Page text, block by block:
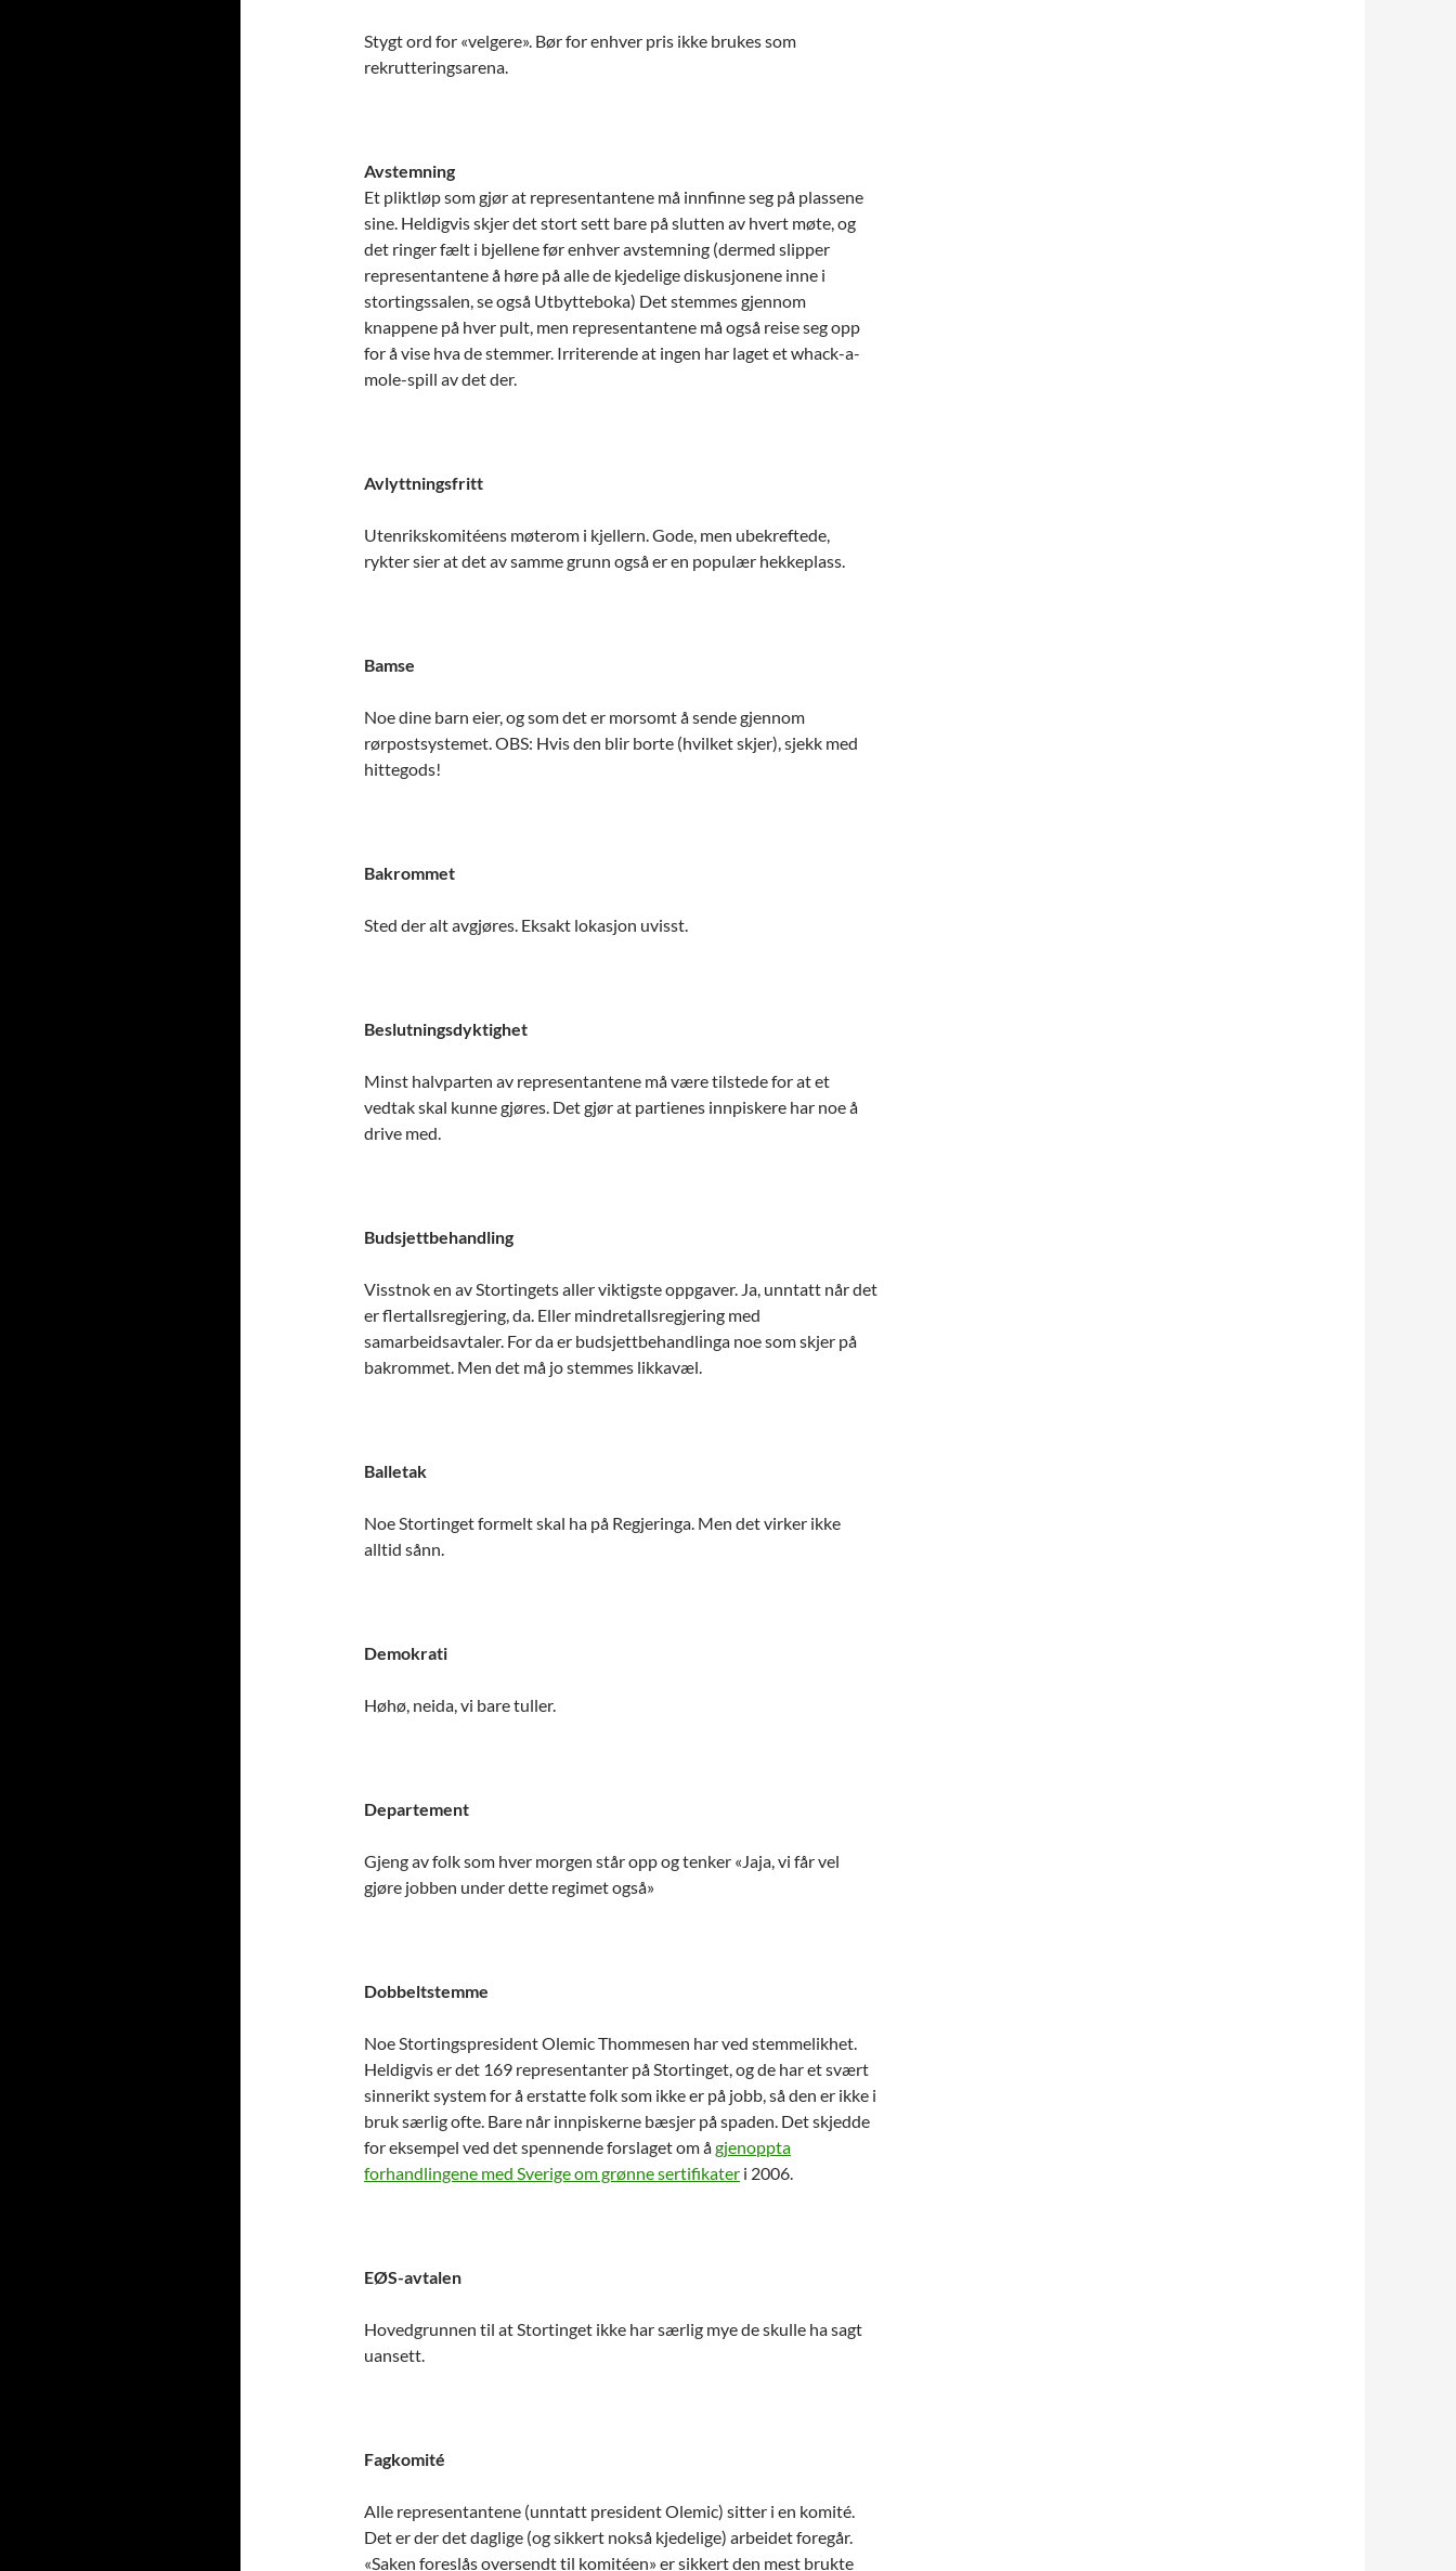
Stygt ord for «velgere». Bør for enhver pris ikke brukes som
rekrutteringsarena.
Avstemning
Et pliktløp som gjør at representantene må innfinne seg på plassene
sine. Heldigvis skjer det stort sett bare på slutten av hvert møte, og
det ringer fælt i bjellene før enhver avstemning (dermed slipper
representantene å høre på alle de kjedelige diskusjonene inne i
stortingssalen, se også Utbytteboka) Det stemmes gjennom
knappene på hver pult, men representantene må også reise seg opp
for å vise hva de stemmer. Irriterende at ingen har laget et whack-a-
mole-spill av det der.
Avlyttningsfritt
Utenrikskomitéens møterom i kjellern. Gode, men ubekreftede,
rykter sier at det av samme grunn også er en populær hekkeplass.
Bamse
Noe dine barn eier, og som det er morsomt å sende gjennom
rørpostsystemet. OBS: Hvis den blir borte (hvilket skjer), sjekk med
hittegods!
Bakrommet
Sted der alt avgjøres. Eksakt lokasjon uvisst.
Beslutningsdyktighet
Minst halvparten av representantene må være tilstede for at et
vedtak skal kunne gjøres. Det gjør at partienes innpiskere har noe å
drive med.
Budsjettbehandling
Visstnok en av Stortingets aller viktigste oppgaver. Ja, unntatt når det
er flertallsregjering, da. Eller mindretallsregjering med
samarbeidsavtaler. For da er budsjettbehandlinga noe som skjer på
bakrommet. Men det må jo stemmes likkavæl.
Balletak
Noe Stortinget formelt skal ha på Regjeringa. Men det virker ikke
alltid sånn.
Demokrati
Høhø, neida, vi bare tuller.
Departement
Gjeng av folk som hver morgen står opp og tenker «Jaja, vi får vel
gjøre jobben under dette regimet også»
Dobbeltstemme
Noe Stortingspresident Olemic Thommesen har ved stemmelikhet.
Heldigvis er det 169 representanter på Stortinget, og de har et svært
sinnerikt system for å erstatte folk som ikke er på jobb, så den er ikke i
bruk særlig ofte. Bare når innpiskerne bæsjer på spaden. Det skjedde
for eksempel ved det spennende forslaget om ågjenoppta
forhandlingene med Sverige om grønne sertifikater i 2006.
EØS-avtalen
Hovedgrunnen til at Stortinget ikke har særlig mye de skulle ha sagt
uansett.
Fagkomité
Alle representantene (unntatt president Olemic) sitter i en komité.
Det er der det daglige (og sikkert nokså kjedelige) arbeidet foregår.
«Saken foreslås oversendt til komitéen» er sikkert den mest brukte